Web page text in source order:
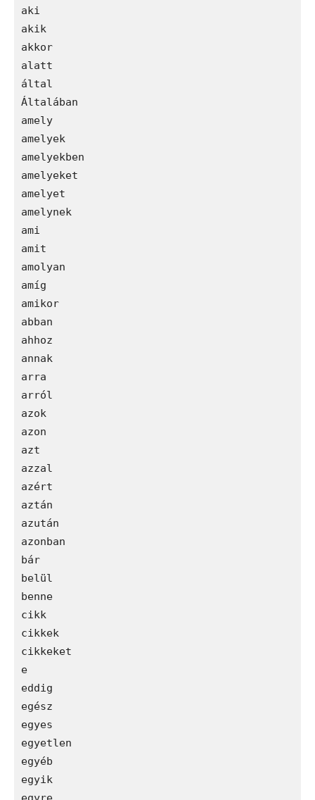
aki
akik
akkor
alatt
által
Általában
amely
amelyek
amelyekben
amelyeket
amelyet
amelynek
ami
amit
amolyan
amíg
amikor
abban
ahhoz
annak
arra
arról
azok
azon
azt
azzal
azért
aztán
azután
azonban
bár
belül
benne
cikk
cikkek
cikkeket
e
eddig
egész
egyes
egyetlen
egyéb
egyik